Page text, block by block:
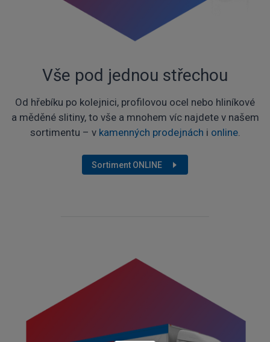
Vše pod jednou střechou
Od hřebíku po kolejnici, profilovou ocel nebo hliníkové
a měděné slitiny, to vše a mnohem víc najdete v našem
sortimentu – v kamenných prodejnách i online.
Sortiment ONLINE